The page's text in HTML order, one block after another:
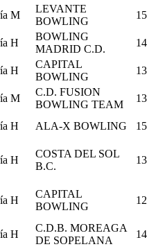
M
LEVANTE
BOWLING
15
H
BOWLING
MADRID C.D.
14
H
CAPITAL
BOWLING
13
M
C.D. FUSION
BOWLING TEAM
13
H ALA-X BOWLING
15
H
COSTA DEL SOL
B.C.
13
H
CAPITAL
BOWLING
12
H
C.D.B. MOREAGA
DE SOPELANA
14